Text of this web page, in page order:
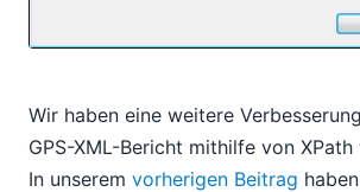
Wir haben eine weitere
GPS-XML-Bericht mithilfe von
In unserem vorherigen Beitrag